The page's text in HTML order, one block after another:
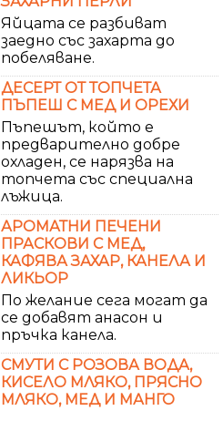
Яйцата се разбиват
заедно със захарта до
побеляване.
ДЕСЕРТ ОТ ТОПЧЕТА
ПЪПЕШ С МЕД И ОРЕХИ
Пъпешът, който е
предварително добре
охладен, се нарязва на
топчета със специална
лъжица.
АРОМАТНИ ПЕЧЕНИ
ПРАСКОВИ С МЕД,
КАФЯВА ЗАХАР, КАНЕЛА И
ЛИКЬОР
По желание сега могат да
се добавят анасон и
пръчка канела.
СМУТИ С РОЗОВА ВОДА,
КИСЕЛО МЛЯКО, ПРЯСНО
МЛЯКО, МЕД И МАНГО